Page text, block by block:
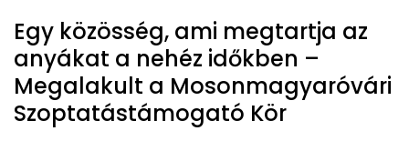
Egy közösség, ami megtartja az
anyákat a nehéz időkben –
Megalakult a Mosonmagyaróvári
Szoptatástámogató Kör